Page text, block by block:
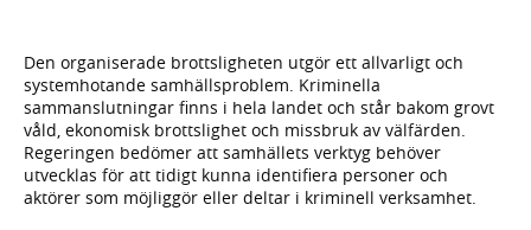
Den organiserade brottsligheten utgör ett allvarligt och
systemhotande samhällsproblem. Kriminella
sammanslutningar finns i hela landet och står bakom grovt
våld, ekonomisk brottslighet och missbruk av välfärden.
Regeringen bedömer att samhällets verktyg behöver
utvecklas för att tidigt kunna identifiera personer och
aktörer som möjliggör eller deltar i kriminell verksamhet.